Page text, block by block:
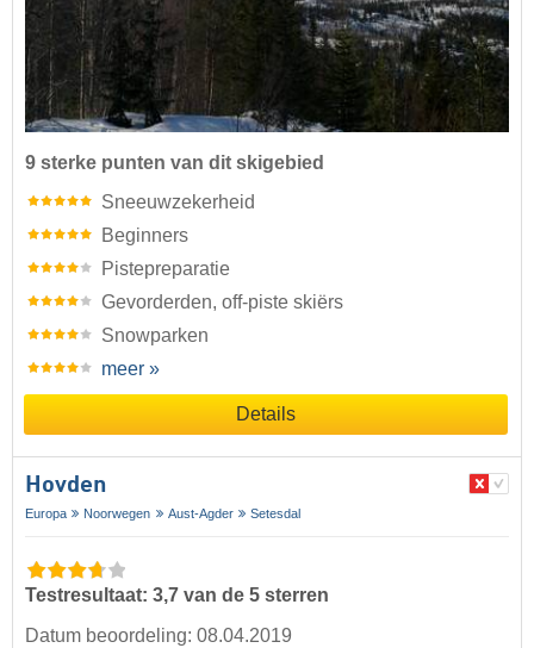
9 sterke punten van dit skigebied
Sneeuwzekerheid
Beginners
Pistepreparatie
Gevorderden, off-piste skiërs
Snowparken
meer »
Details
Hovden
Europa Noorwegen Aust-Agder Setesdal
Testresultaat: 3,7 van de 5 sterren
Datum beoordeling: 08.04.2019